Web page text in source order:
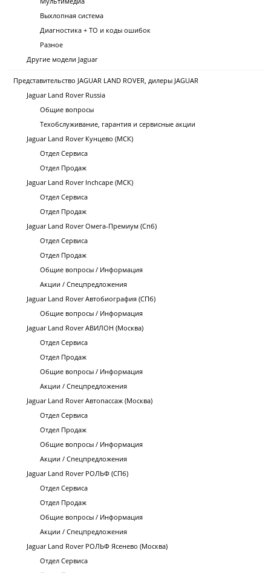
Выхлопная система
Диагностика + ТО и коды ошибок
Разное
Другие модели Jaguar
Представительство JAGUAR LAND ROVER, дилеры JAGUAR
Jaguar Land Rover Russia
Общие вопросы
Техобслуживание, гарантия и сервисные акции
Jaguar Land Rover Кунцево (МСК)
Отдел Сервиса
Отдел Продаж
Jaguar Land Rover Inchcape (МСК)
Отдел Сервиса
Отдел Продаж
Jaguar Land Rover Омега-Премиум (Спб)
Отдел Сервиса
Отдел Продаж
Общие вопросы / Информация
Акции / Спецпредложения
Jaguar Land Rover Автобиография (СПб)
Общие вопросы / Информация
Jaguar Land Rover АВИЛОН (Москва)
Отдел Сервиса
Отдел Продаж
Общие вопросы / Информация
Акции / Спецпредложения
Jaguar Land Rover Автопассаж (Москва)
Отдел Сервиса
Отдел Продаж
Общие вопросы / Информация
Акции / Спецпредложения
Jaguar Land Rover РОЛЬФ (СПб)
Отдел Сервиса
Отдел Продаж
Общие вопросы / Информация
Акции / Спецпредложения
Jaguar Land Rover РОЛЬФ Ясенево (Москва)
Отдел Сервиса